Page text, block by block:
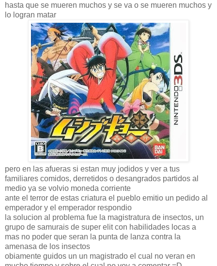
hasta que se mueren muchos y se va o se mueren muchos y
lo logran matar
pero en las afueras si estan muy jodidos y ver a tus
familiares comidos, derretidos o desangrados partidos al
medio ya se volvio moneda corriente
ante el terror de estas criatura el pueblo emitio un pedido al
emperador y el emperador respondio
la solucion al problema fue la magistratura de insectos, un
grupo de samurais de super elit con habilidades locas a
mas no poder que seran la punta de lanza contra la
amenasa de los insectos
obiamente guidos un un magistrado el cual no veran en